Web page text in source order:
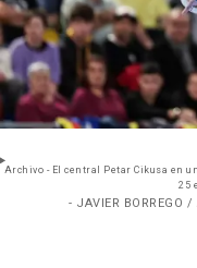
Archivo - El central Petar Cikusa en un partido del FC
25
- JAVIER BORREGO